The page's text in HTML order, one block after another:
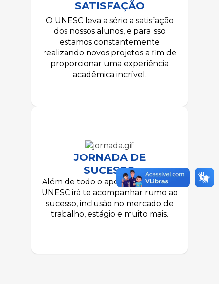
SATISFAÇÃO
O UNESC leva a sério a satisfação
dos nossos alunos, e para isso
estamos constantemente
realizando novos projetos a fim de
proporcionar uma experiência
acadêmica incrível.
JORNADA DE
SUCESSO
Além de todo o apoio acadêmico, o
UNESC irá te acompanhar rumo ao
sucesso, inclusão no mercado de
trabalho, estágio e muito mais.